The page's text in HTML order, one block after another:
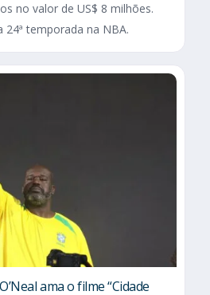
no valor de US$ 8 milhões.
24ª temporada na NBA.
ama o filme “Cidade